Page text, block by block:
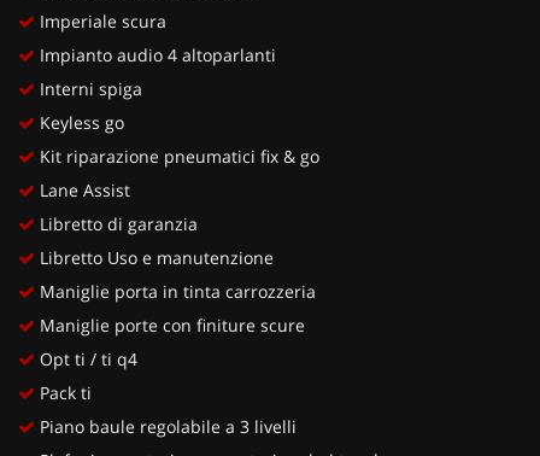
Imperiale scura
Impianto audio 4 altoparlanti
Interni spiga
Keyless go
Kit riparazione pneumatici fix & go
Lane Assist
Libretto di garanzia
Libretto Uso e manutenzione
Maniglie porta in tinta carrozzeria
Maniglie porte con finiture scure
Opt ti / ti q4
Pack ti
Piano baule regolabile a 3 livelli